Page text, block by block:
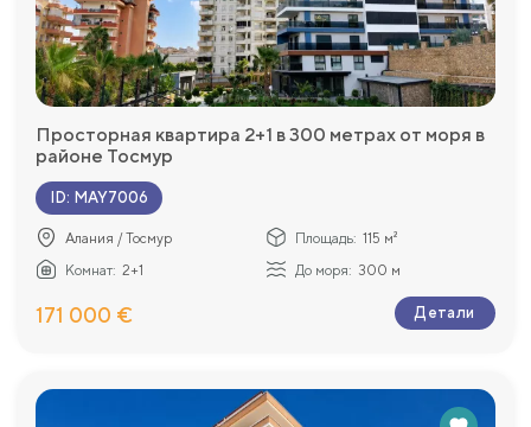
Просторная квартира 2+1 в 300 метрах от моря в
районе Тосмур
ID: MAY7006
Алания / Тосмур Площадь: 115 м²
Комнат: 2+1 До моря: 300 м
171 000 € Детали